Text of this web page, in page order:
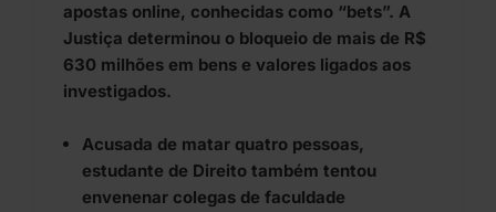
apostas online, conhecidas como “bets”. A
Justiça determinou o bloqueio de mais de R$
630 milhões em bens e valores ligados aos
investigados.
Acusada de matar quatro pessoas,
estudante de Direito também tentou
envenenar colegas de faculdade